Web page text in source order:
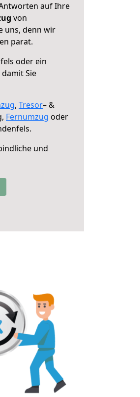
auf Ihre
von
uns, denn wir
parat.
oder ein
damit Sie
, Tresor– &
Fernumzug oder
und